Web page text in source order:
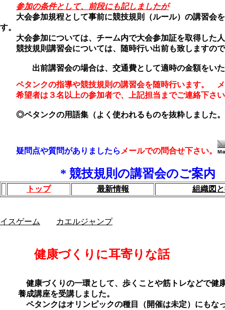
参加の条件として、前段にも記しましたが
大会参加規程として事前に競技規則（ルール）の講習会
す。
大会参加については、チーム内で大会参加証を取得した
競技規則講習会については、随時行い出前も致しますので
出前講習会の場合は、交通費として適時の金額をいた
ペタンクの指導や競技規則の講習会を随時行います。 メ
希望者は３名以上の参加者で、上記担当までご連絡下さい
◎ペタンクの用語集（よく使われるものを抜粋しました
疑問点や質問がありましたら メールでの問合せ下さい。
* 競技規則の講習会のご案内
トップ 最新情報 組織図
イスゲーム
カエルジャンプ
健康づくりに耳寄りな話
健康づくりの一環として、歩くことや筋トレなどで健
養成講座を受講しました。
ペタンクはオリンピックの種目（開催は未定）にもな